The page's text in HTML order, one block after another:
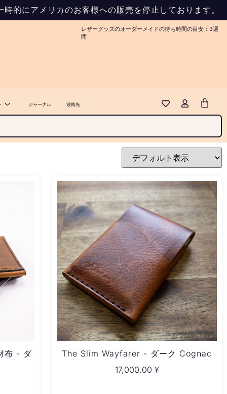
にアメリカのお客様への販売を停止しております。
レザーグッズのオーダーメイドの待ち時間の目安：3週
間
ジャーナル 連絡先
布 - ダ
The Slim Wayfarer - ダーク Cognac
17,000.00 ¥